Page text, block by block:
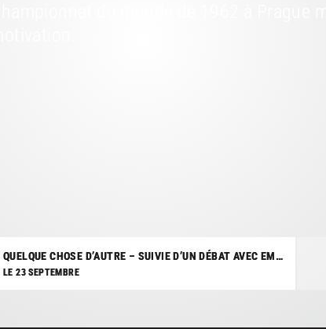
Championnat du monde de 1962 à Prague
QUELQUE CHOSE D’AUTRE – SUIVIE D’UN DÉBAT AVEC EMMANUEL BURDEAU, CRITIQUE DE CINÉMA
LE 23 SEPTEMBRE